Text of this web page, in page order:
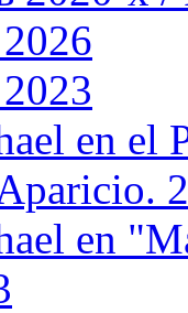
en el
en